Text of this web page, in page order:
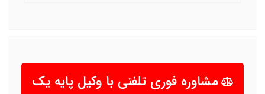
مشاوره فوری تلفنی با وکیل پایه یک